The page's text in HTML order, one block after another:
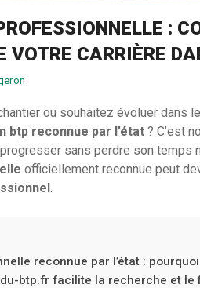
:
VOTRE CARRIÈRE
ou souhaitez évoluer dans
btp reconnue par l’état ? C’est
sans perdre son temps
officiellement reconnue peut
reconnue par l’état :
btp.fr facilite la recherche et